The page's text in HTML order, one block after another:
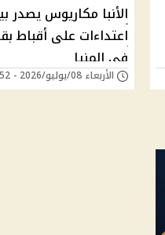
الأنبا مكاريوس يصدر
اعتداءات على أقباط
في المنيا
الأربعاء 08/يوليو/2026 - 10:52 ص